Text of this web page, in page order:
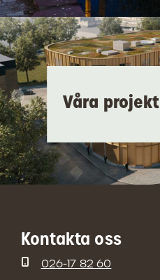
Våra projekt
Kontakta oss
026-17 82 60